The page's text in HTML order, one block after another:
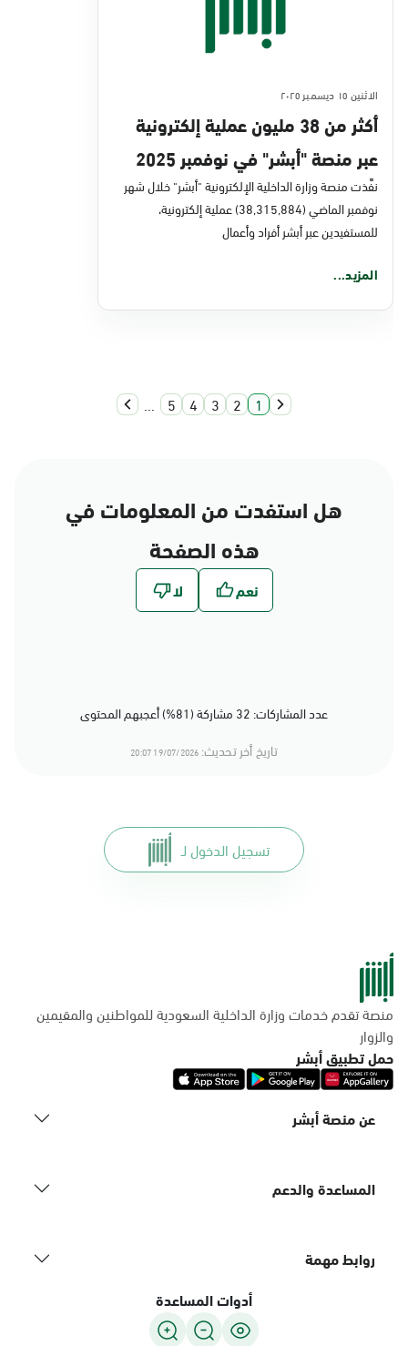
الاثنين ١٥ ديسمبر ٢٠٢٥
أكثر من 38 مليون عملية إلكترونية
عبر منصة "أبشر" في نوفمبر 2025
نفَّذت منصة وزارة الداخلية الإلكترونية "أبشر" خلال شهر
نوفمبر الماضي (38,315,884) عملية إلكترونية،
للمستفيدين عبر أبشر أفراد وأعمال
المزيد...
1
2
3
4
5
...
هل استفدت من المعلومات في
هذه الصفحة
عدد المشاركات: 32 مشاركة (81%) أعجبهم المحتوى
تاريخ أخر تحديث: 19/07/2026 20:07
تسجيل الدخول لـ
منصة تقدم خدمات وزارة الداخلية السعودية للمواطنين والمقيمين
والزوار
حمل تطبيق أبشر
عن منصة أبشر
المساعدة والدعم
روابط مهمة
أدوات المساعدة